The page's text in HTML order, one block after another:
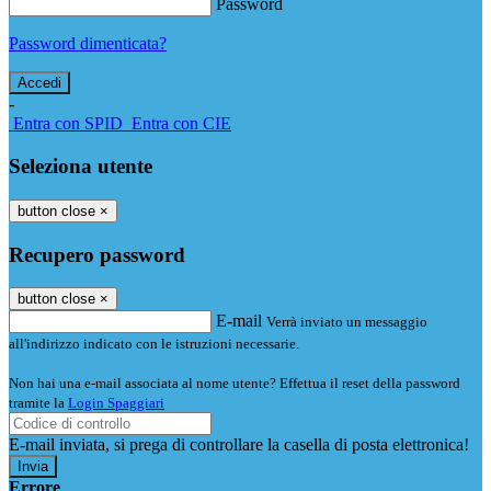
Password
Password dimenticata?
-
Entra con SPID Entra con CIE
Seleziona utente
button close ×
Recupero password
button close ×
E-mail Verrà inviato un messaggio
all'indirizzo indicato con le istruzioni necessarie.
Non hai una e-mail associata al nome utente? Effettua il reset della password
tramite la Login Spaggiari
E-mail inviata, si prega di controllare la casella di posta elettronica!